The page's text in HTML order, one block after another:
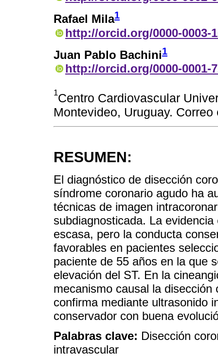
Rafael Mila1
http://orcid.org/0000-0003-
Juan Pablo Bachini1
http://orcid.org/0000-0001-
1Centro Cardiovascular
Montevideo, Uruguay.
RESUMEN:
El diagnóstico de disección
síndrome coronario agudo ha
técnicas de imagen
subdiagnosticada. La
escasa, pero la conducta
favorables en pacientes
paciente de 55 años en la que
elevación del ST. En la
mecanismo causal la
confirma mediante ultrasonido
conservador con buena
Palabras clave: Disección
intravascular